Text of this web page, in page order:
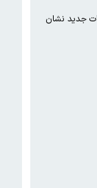
جدید نشان